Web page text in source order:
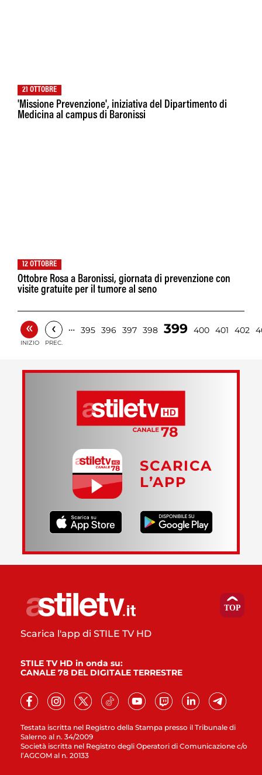
21 OTTOBRE
'Missione Prevenzione', iniziativa del Dipartimento di
Medicina al campus di Baronissi
12 OTTOBRE
Ottobre Rosa a Baronissi, giornata di prevenzione con
visite gratuite per il tumore al seno
«
INIZIO
‹
PREC.
… 395 396 397 398 399 400 401 402
SCARICA
L’APP
Testata iscritta nel Registro della Stampa presso il Tribunale di
Salerno al n. 34/2009
Società iscritta nel Registro degli Operatori di Comunicazione c/o
l’AGCOM al n. 20133
Scarica l'app di STILE TV HD
STILE TV HD in onda su:
CANALE 78 DEL DIGITALE TERRESTRE